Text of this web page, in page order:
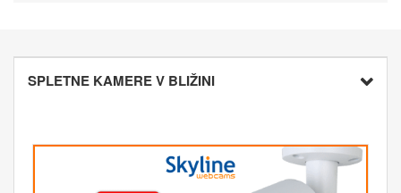
SPLETNE KAMERE V BLIŽINI